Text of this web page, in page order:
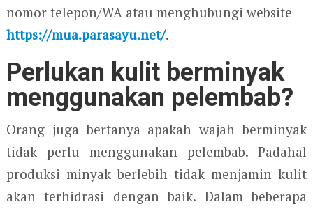
nomor telepon/WA atau menghubungi website
https://mua.parasayu.net/.
Perlukan kulit berminyak
menggunakan pelembab?
Orang juga bertanya apakah wajah berminyak
tidak perlu menggunakan pelembab. Padahal
produksi minyak berlebih tidak menjamin kulit
akan terhidrasi dengan baik. Dalam beberapa